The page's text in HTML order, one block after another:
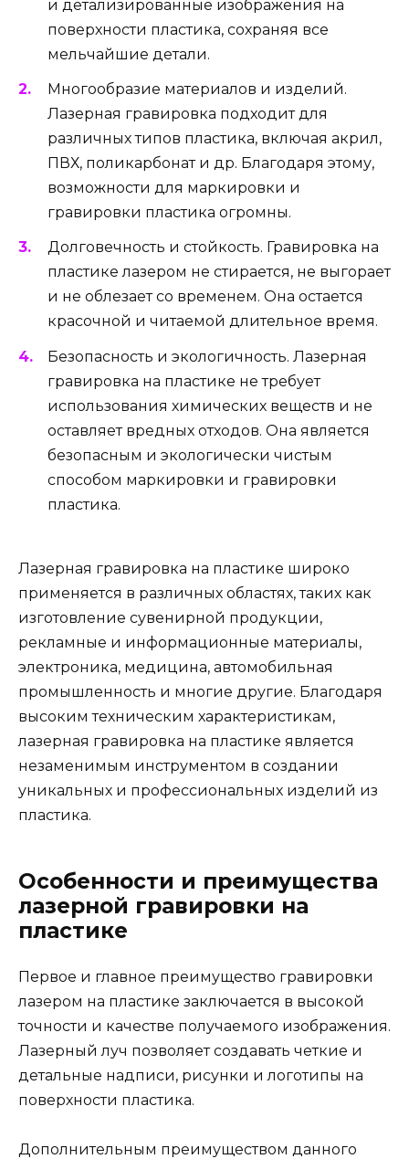
и детализированные изображения на
поверхности пластика, сохраняя все
мельчайшие детали.
Многообразие материалов и изделий.
Лазерная гравировка подходит для
различных типов пластика, включая акрил,
ПВХ, поликарбонат и др. Благодаря этому,
возможности для маркировки и
гравировки пластика огромны.
Долговечность и стойкость. Гравировка на
пластике лазером не стирается, не выгорает
и не облезает со временем. Она остается
красочной и читаемой длительное время.
Безопасность и экологичность. Лазерная
гравировка на пластике не требует
использования химических веществ и не
оставляет вредных отходов. Она является
безопасным и экологически чистым
способом маркировки и гравировки
пластика.
Лазерная гравировка на пластике широко
применяется в различных областях, таких как
изготовление сувенирной продукции,
рекламные и информационные материалы,
электроника, медицина, автомобильная
промышленность и многие другие. Благодаря
высоким техническим характеристикам,
лазерная гравировка на пластике является
незаменимым инструментом в создании
уникальных и профессиональных изделий из
пластика.
Особенности и преимущества
лазерной гравировки на
пластике
Первое и главное преимущество гравировки
лазером на пластике заключается в высокой
точности и качестве получаемого изображения.
Лазерный луч позволяет создавать четкие и
детальные надписи, рисунки и логотипы на
поверхности пластика.
Дополнительным преимуществом данного